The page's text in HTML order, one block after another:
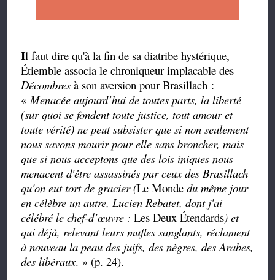
Il faut dire qu'à la fin de sa diatribe hystérique,
Étiemble associa le chroniqueur implacable des
Décombres à son aversion pour Brasillach :
« Menacée aujourd’hui de toutes parts, la liberté
(sur quoi se fondent toute justice, tout amour et
toute vérité) ne peut subsister que si non seulement
nous savons mourir pour elle sans broncher, mais
que si nous acceptons que des lois iniques nous
menacent d'être assassinés par ceux des Brasillach
qu'on eut tort de gracier (Le Monde du même jour
en célèbre un autre, Lucien Rebatet, dont j'ai
célébré le chef-d’œuvre :Les Deux Étendards) et
qui déjà, relevant leurs mufles sanglants, réclament
à nouveau la peau des juifs, des nègres, des Arabes,
des libéraux. » (p. 24).